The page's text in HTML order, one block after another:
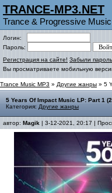
TRANCE-MP3.NET
Trance & Progressive
Логин:
Пароль:
Регистрация на сайте! Забыли
Вы просматриваете мобильную
Trance Music MP3 » Другие жанры » 5
5 Years Of Impact Music LP: Part 1
Категория: Другие жанры
автор: Magik | 3-12-2021, 20:17 |